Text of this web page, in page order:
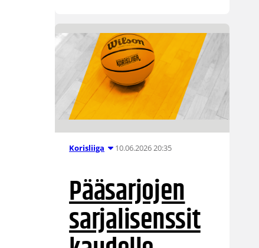
Korisliiga 10.06.2026 20:35
Pääsarjojen
sarjalisenssit